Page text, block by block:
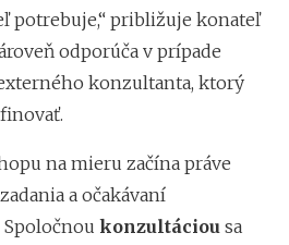
potrebuje,“ približuje konateľ
odporúča v prípade
konzultanta, ktorý
na mieru začína práve
a očakávaní
konzultáciou sa